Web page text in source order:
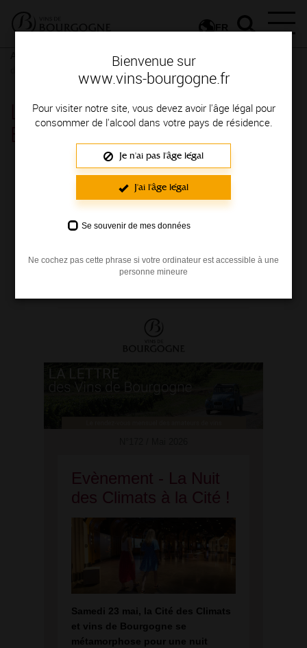
Bienvenue sur
www.vins-bourgogne.fr
Pour visiter notre site, vous devez avoir l'âge légal pour
consommer de l'alcool dans votre pays de résidence.
Je n'ai pas l'âge légal
J'ai l'âge légal
Se souvenir de mes données
Ne cochez pas cette phrase si votre ordinateur est accessible à une
personne mineure
FR
Nos actualités
Lire la Lettre des Vins de
Bourgogne
Chaque mois, nous vous proposons de
retrouver les dernières actualités de
Bourgogne, des idées de recettes, de balades,
de découverte grâce àLa lettre des vins de
Evènement - La Nuit
des Climats à la Cité !
Samedi 23 mai, la Cité des Climats
et vins de Bourgogne se
métamorphose pour une nuit